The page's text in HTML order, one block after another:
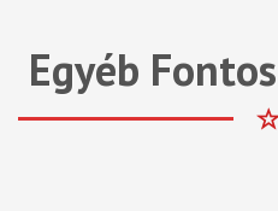
Egyéb